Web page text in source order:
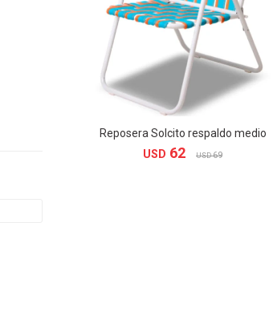
Reposera Solcito respaldo medio
USD 62 USD 69